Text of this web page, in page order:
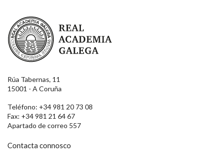
Real Academia Galega
Rúa Tabernas, 11
15001 - A Coruña
Teléfono: +34 981 20 73 08
Fax: +34 981 21 64 67
Apartado de correo 557
Contacta connosco